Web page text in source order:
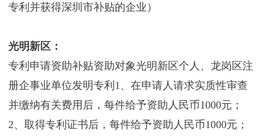
专利并获得深圳市补贴的企业）
光明新区：
专利申请资助补贴资助对象光明新区个人、龙岗区注
册企事业单位发明专利1、在申请人请求实质性审查
并缴纳有关费用后，每件给予资助人民币1000元；
2、取得专利证书后，每件给予资助人民币1000元；